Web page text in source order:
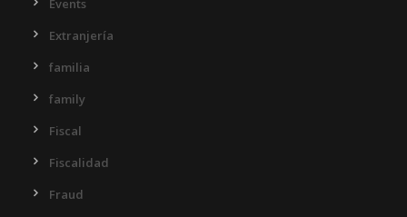
Events
Extranjería
familia
family
Fiscal
Fiscalidad
Fraud